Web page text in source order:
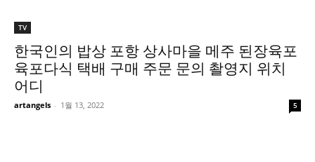
TV
한국인의 밥상 포항 상사마을 메주 된장육포
육포다식 택배 구매 주문 문의 촬영지 위치
어디
artangels - 1월 13, 2022 5